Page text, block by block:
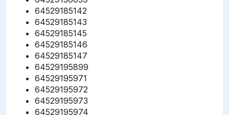
64529185142
64529185143
64529185145
64529185146
64529185147
64529195899
64529195971
64529195972
64529195973
64529195974